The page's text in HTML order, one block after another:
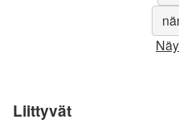
Liittyvät